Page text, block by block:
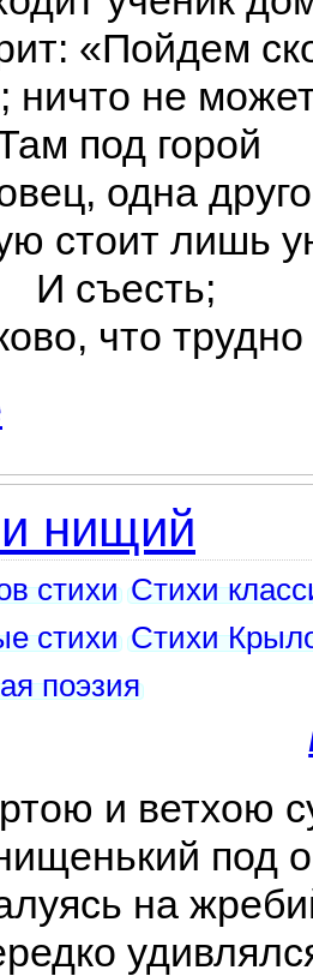
«Пойдем
ничто не
горой
одна
лишь
что
нищий
стихи Стихи
стихи Стихи
поэзия
и ветхою
под
на